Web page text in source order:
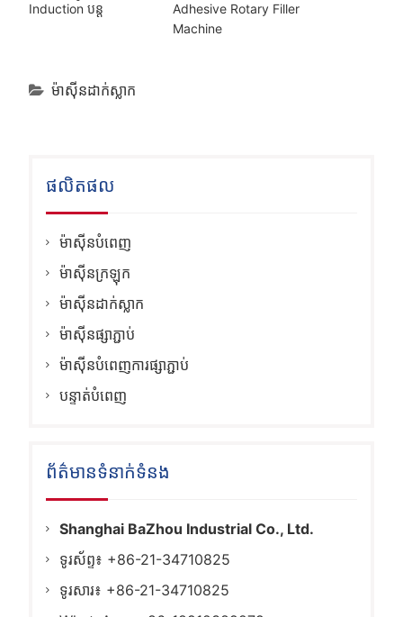
Induction បន្ត
Adhesive Rotary Filler
Machine
ម៉ាស៊ីនដាក់ស្លាក
ផលិតផល
ម៉ាស៊ីនបំពេញ
ម៉ាស៊ីនក្រឡុក
ម៉ាស៊ីនដាក់ស្លាក
ម៉ាស៊ីនផ្សាភ្ជាប់
ម៉ាស៊ីនបំពេញការផ្សាភ្ជាប់
បន្ទាត់បំពេញ
ព័ត៌មានទំនាក់ទំនង
Shanghai BaZhou Industrial Co., Ltd.
ទូរស័ព្ទ៖ +86-21-34710825
ទូរសារ៖ +86-21-34710825